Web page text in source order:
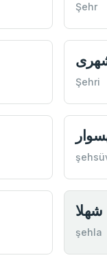
Şehr
Şehri
شهلا
şehla